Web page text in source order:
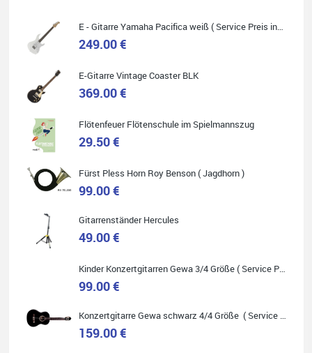
Quelle: Google-Rezension
Helene Balluff
Das Musikhaus Stöppel ist super!
Ich habe eine Westerngitarre gekauft.
Die Qualität und das Preis-Leistungsverhältnis sind erstaunlich.
ich empfehle es jedem der sich ein Musikinstrument zulegen
möchte.
E - Gitarre Yamaha Pacifica weiß ( Service Preis inkl. Werkstatt Service )
249.00 €
E-Gitarre Vintage Coaster BLK
369.00 €
Flötenfeuer Flötenschule im Spielmannszug
29.50 €
Fürst Pless Horn Roy Benson ( Jagdhorn )
99.00 €
Gitarrenständer Hercules
49.00 €
Kinder Konzertgitarren Gewa 3/4 Größe ( Service Preis inkl. Werkstatt Service )
99.00 €
Konzertgitarre Gewa schwarz 4/4 Größe ( Service Preis inkl. Werkstatt Service )
159.00 €